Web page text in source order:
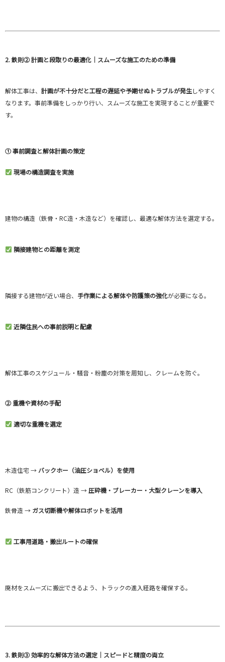
2. 鉄則② 計画と段取りの最適化｜スムーズな施工のための準備
解体工事は、 計画が不十分だと工程の遅延や予期せぬトラブルが発生しやすく
なります。事前準備をしっかり行い、スムーズな施工を実現することが重要で
す。
① 事前調査と解体計画の策定
現場の構造調査を実施
建物の構造（鉄骨・RC造・木造など）を確認し、最適な解体方法を選定する。
隣接建物との距離を測定
隣接する建物が近い場合、 手作業による解体や防護策の強化が必要になる。
近隣住民への事前説明と配慮
解体工事のスケジュール・騒音・粉塵の対策を周知し、クレームを防ぐ。
② 重機や資材の手配
適切な重機を選定
木造住宅 → バックホー（油圧ショベル）を使用
RC（鉄筋コンクリート）造 → 圧砕機・ブレーカー・大型クレーンを導入
鉄骨造 → ガス切断機や解体ロボットを活用
工事用道路・搬出ルートの確保
廃材をスムーズに搬出できるよう、トラックの進入経路を確保する。
3. 鉄則③ 効率的な解体方法の選定｜スピードと精度の両立